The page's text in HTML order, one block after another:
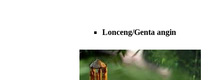
Lonceng/Genta angin